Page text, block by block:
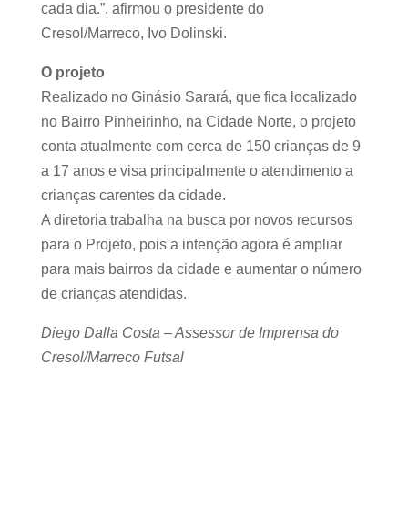
cada dia.”, afirmou o presidente do
Cresol/Marreco, Ivo Dolinski.
O projeto
Realizado no Ginásio Sarará, que fica localizado
no Bairro Pinheirinho, na Cidade Norte, o projeto
conta atualmente com cerca de 150 crianças de 9
a 17 anos e visa principalmente o atendimento a
crianças carentes da cidade.
A diretoria trabalha na busca por novos recursos
para o Projeto, pois a intenção agora é ampliar
para mais bairros da cidade e aumentar o número
de crianças atendidas.
Diego Dalla Costa – Assessor de Imprensa do
Cresol/Marreco Futsal